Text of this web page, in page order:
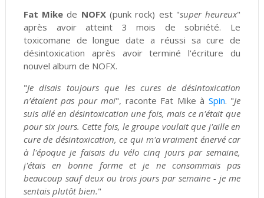
Fat Mike de NOFX(punk rock) est "super heureux"
après avoir atteint 3 mois de sobriété. Le
toxicomane de longue date a réussi sa cure de
désintoxication après avoir terminé l'écriture du
nouvel album de NOFX.
"Je disais toujours que les cures de désintoxication
n’étaient pas pour moi", raconte Fat Mike à Spin. "Je
suis allé en désintoxication une fois, mais ce n'était que
pour six jours. Cette fois, le groupe voulait que j'aille en
cure de désintoxication, ce qui m'a vraiment énervé car
à l'époque je faisais du vélo cinq jours par semaine,
j'étais en bonne forme et je ne consommais pas
beaucoup sauf deux ou trois jours par semaine - je me
sentais plutôt bien."